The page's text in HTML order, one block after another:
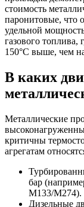
стоимость
паронитовые, что
удельной
газового топлива,
150°C выше, чем
В каких
Металлические
критичны
агрегатам
бар
M133/M274).
Дизельные